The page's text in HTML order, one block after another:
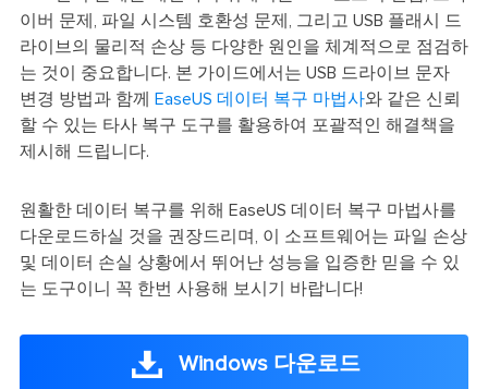
이버 문제, 파일 시스템 호환성 문제, 그리고 USB 플래시 드
라이브의 물리적 손상 등 다양한 원인을 체계적으로 점검하
는 것이 중요합니다. 본 가이드에서는 USB 드라이브 문자
변경 방법과 함께
EaseUS 데이터 복구 마법사와 같은 신뢰
할 수 있는 타사 복구 도구를 활용하여 포괄적인 해결책을
제시해 드립니다.
원활한 데이터 복구를 위해 EaseUS 데이터 복구 마법사를
다운로드하실 것을 권장드리며, 이 소프트웨어는 파일 손상
및 데이터 손실 상황에서 뛰어난 성능을 입증한 믿을 수 있
는 도구이니 꼭 한번 사용해 보시기 바랍니다!
Windows 다운로드